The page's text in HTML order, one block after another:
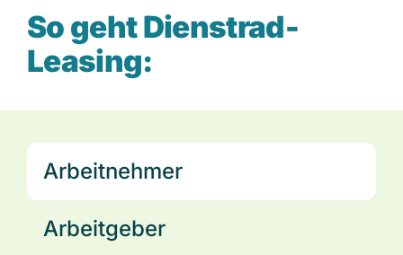
So geht Dienstrad-
Leasing:
Arbeitnehmer
Arbeitgeber